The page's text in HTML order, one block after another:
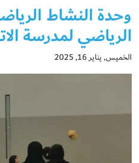
وحدة النشاط
الرياضي لمدرسة
الخميس, يناير 16, 2025